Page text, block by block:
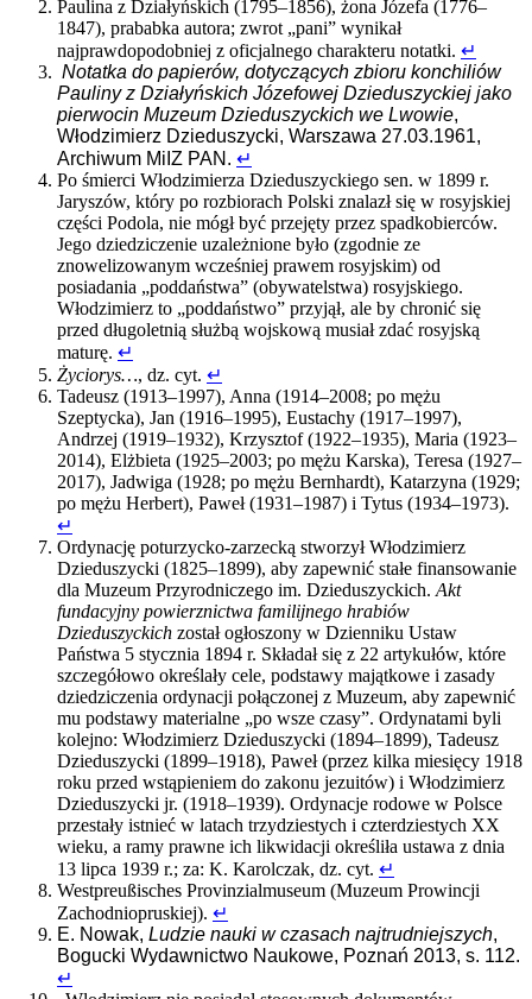
Paulina z Działyńskich (1795–1856), żona Józefa (1776–
1847), prababka autora; zwrot „pani” wynikał
najprawdopodobniej z oficjalnego charakteru notatki. ↵
Notatka do papierów, dotyczących zbioru konchiliów
Pauliny z Działyńskich Józefowej Dzieduszyckiej jako
pierwocin Muzeum Dzieduszyckich we Lwowie,
Włodzimierz Dzieduszycki, Warszawa 27.03.1961,
Archiwum MiIZ PAN. ↵
Po śmierci Włodzimierza Dzieduszyckiego sen. w 1899 r.
Jaryszów, który po rozbiorach Polski znalazł się w rosyjskiej
części Podola, nie mógł być przejęty przez spadkobierców.
Jego dziedziczenie uzależnione było (zgodnie ze
znowelizowanym wcześniej prawem rosyjskim) od
posiadania „poddaństwa” (obywatelstwa) rosyjskiego.
Włodzimierz to „poddaństwo” przyjął, ale by chronić się
przed długoletnią służbą wojskową musiał zdać rosyjską
maturę. ↵
Życiorys…, dz. cyt. ↵
Tadeusz (1913–1997), Anna (1914–2008; po mężu
Szeptycka), Jan (1916–1995), Eustachy (1917–1997),
Andrzej (1919–1932), Krzysztof (1922–1935), Maria (1923–
2014), Elżbieta (1925–2003; po mężu Karska), Teresa (1927–
2017), Jadwiga (1928; po mężu Bernhardt), Katarzyna (1929;
po mężu Herbert), Paweł (1931–1987) i Tytus (1934–1973).
↵
Ordynację poturzycko-zarzecką stworzył Włodzimierz
Dzieduszycki (1825–1899), aby zapewnić stałe finansowanie
dla Muzeum Przyrodniczego im. Dzieduszyckich. Akt
fundacyjny powierznictwa familijnego hrabiów
Dzieduszyckich został ogłoszony w Dzienniku Ustaw
Państwa 5 stycznia 1894 r. Składał się z 22 artykułów, które
szczegółowo określały cele, podstawy majątkowe i zasady
dziedziczenia ordynacji połączonej z Muzeum, aby zapewnić
mu podstawy materialne „po wsze czasy”. Ordynatami byli
kolejno: Włodzimierz Dzieduszycki (1894–1899), Tadeusz
Dzieduszycki (1899–1918), Paweł (przez kilka miesięcy 1918
roku przed wstąpieniem do zakonu jezuitów) i Włodzimierz
Dzieduszycki jr. (1918–1939). Ordynacje rodowe w Polsce
przestały istnieć w latach trzydziestych i czterdziestych XX
wieku, a ramy prawne ich likwidacji określiła ustawa z dnia
13 lipca 1939 r.; za: K. Karolczak, dz. cyt. ↵
Westpreußisches Provinzialmuseum (Muzeum Prowincji
Zachodniopruskiej). ↵
E. Nowak, Ludzie nauki w czasach najtrudniejszych,
Bogucki Wydawnictwo Naukowe, Poznań 2013, s. 112.
↵